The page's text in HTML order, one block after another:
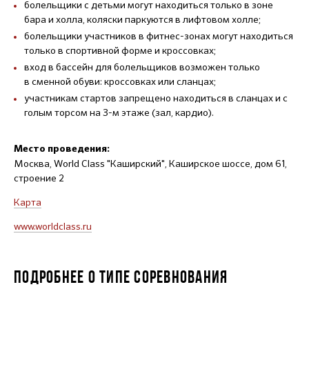
болельщики с детьми могут находиться только в зоне
бара и холла, коляски паркуются в лифтовом холле;
болельщики участников в фитнес-зонах могут находиться
только в спортивной форме и кроссовках;
вход в бассейн для болельщиков возможен только
в сменной обуви: кроссовках или сланцах;
участникам стартов запрещено находиться в сланцах и с
голым торсом на 3-м этаже (зал, кардио).
Место проведения:
Москва, World Class "Каширский", Каширское шоссе, дом 61,
строение 2
Карта
www.worldclass.ru
ПОДРОБНЕЕ О ТИПЕ СОРЕВНОВАНИЯ